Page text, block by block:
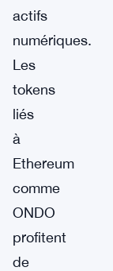
actifs
numériques.
Les
tokens
liés
à
Ethereum
comme
ONDO
profitent
de